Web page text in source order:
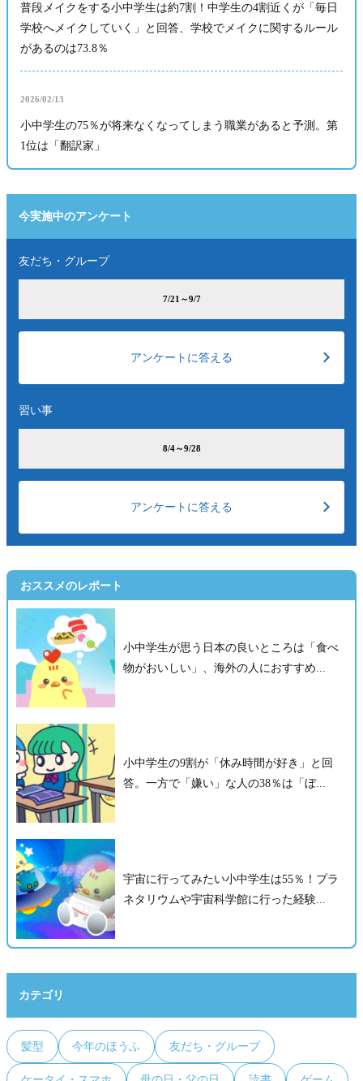
普段メイクをする小中学生は約7割！中学生の4割近くが「毎日
学校へメイクしていく」と回答、学校でメイクに関するルール
があるのは73.8％
2026/02/13
小中学生の75％が将来なくなってしまう職業があると予測。第
1位は「翻訳家」
今実施中のアンケート
友だち・グループ
7/21～9/7
アンケートに答える
習い事
8/4～9/28
アンケートに答える
おススメのレポート
小中学生が思う日本の良いところは「食べ
物がおいしい」、海外の人におすすめ...
小中学生の9割が「休み時間が好き」と回
答。一方で「嫌い」な人の38％は「ぼ...
宇宙に行ってみたい小中学生は55％！プラ
ネタリウムや宇宙科学館に行った経験...
カテゴリ
髪型 今年のほうふ 友だち・グループ